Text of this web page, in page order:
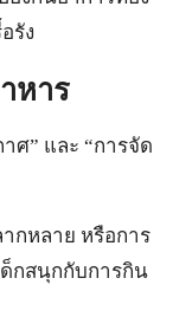
รัง
หาร
ศ” และ “การจัด
กหลาย หรือการ
กสนุกกับการกิน